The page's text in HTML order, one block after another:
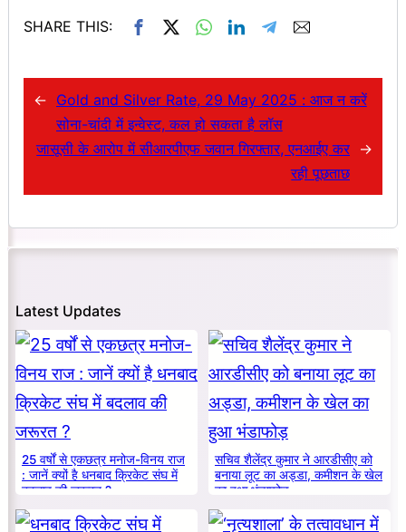
SHARE THIS:
← Gold and Silver Rate, 29 May 2025 : आज न करें
सोना-चांदी में इन्वेस्ट, कल हो सकता है लॉस
जासूसी के आरोप में सीआरपीएफ जवान गिरफ्तार, एनआईए कर
रही पूछताछ
→
Latest Updates
25 वर्षों से एकछत्र मनोज-विनय राज
: जानें क्यों है धनबाद क्रिकेट संघ में
बदलाव की जरूरत ?
सचिव शैलेंद्र कुमार ने आरडीसीए को
बनाया लूट का अड्डा, कमीशन के खेल
का हुआ भंडाफोड़